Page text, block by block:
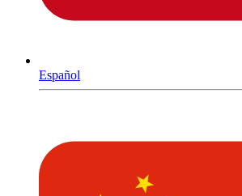
Español